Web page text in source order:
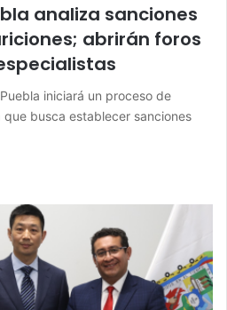
analiza sanciones
abrirán foros
iniciará un proceso de
busca establecer sanciones